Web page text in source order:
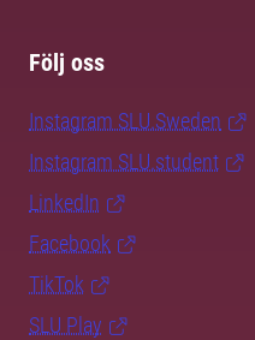
Följ oss
Instagram SLU.Sweden
Instagram SLU.student
LinkedIn
Facebook
TikTok
SLU Play